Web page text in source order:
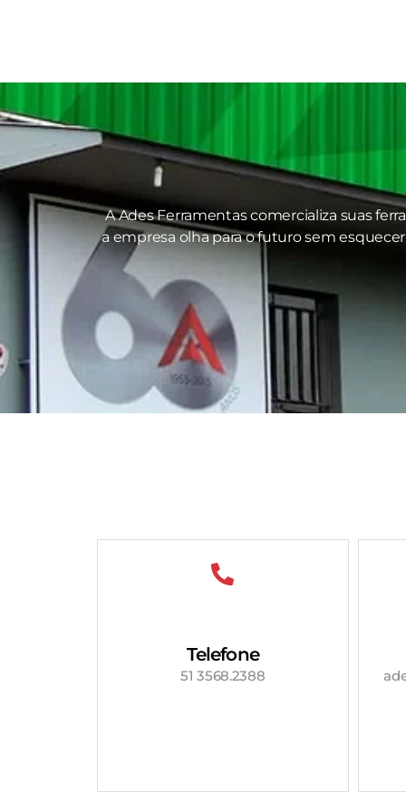
A Ades Ferramentas comercializa suas
a empresa olha para o futuro sem
Telefone
51 3568.2388